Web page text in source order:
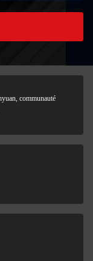
communauté